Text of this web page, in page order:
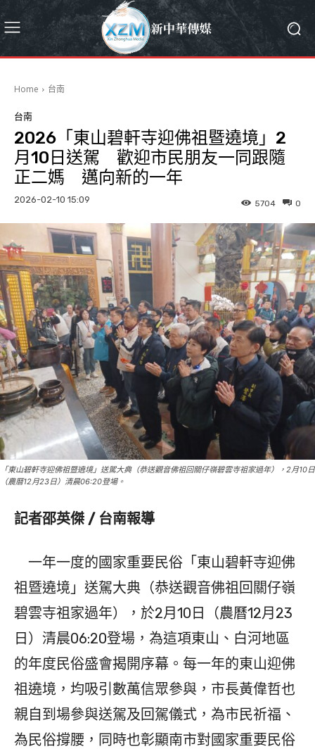
Home 台南
台南
2026「東山碧軒寺迎佛祖暨遶境」2
月10日送駕 歡迎市民朋友一同跟隨
正二媽 邁向新的一年
2026-02-10 15:09 0
5704
「東山碧軒寺迎佛祖暨遶境」送駕大典（恭送觀音佛祖回關仔嶺碧雲寺祖家過年），2月10日
（農曆12月23日）清晨06:20登場。
記者邵英傑 / 台南報導
一年一度的國家重要民俗「東山碧軒寺迎佛
祖暨遶境」送駕大典（恭送觀音佛祖回關仔嶺
碧雲寺祖家過年），於2月10日（農曆12月23
日）清晨06:20登場，為這項東山、白河地區
的年度民俗盛會揭開序幕。每一年的東山迎佛
祖遶境，均吸引數萬信眾參與，市長黃偉哲也
親自到場參與送駕及回駕儀式，為市民祈福、
為民俗撐腰，同時也彰顯南市對國家重要民俗